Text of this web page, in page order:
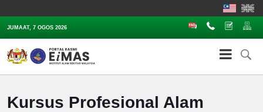
JUMAAT, 7 OGOS 2026 Soalan LazimHubungi Aduan
Kursus Profesional Alam